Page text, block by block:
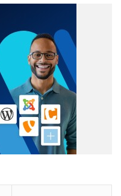
dem Markt, die sich in
Umso wichtiger
mit Fokus auf die
Denn diese muss sich
integrieren lassen –